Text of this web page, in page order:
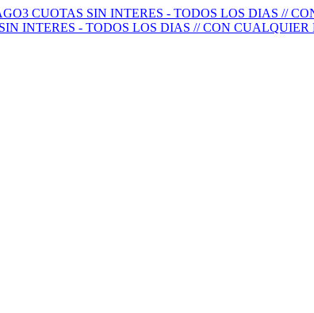
3 CUOTAS SIN INTERES - TODOS LOS DIAS //
INTERES - TODOS LOS DIAS // CON CUALQUIER